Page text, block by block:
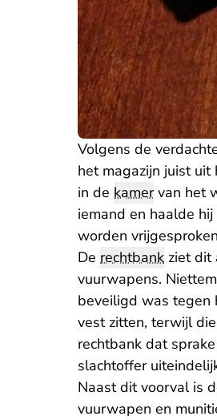
Volgens de
het magazijn juist
in de kamervan het
iemand en haalde
worden
De rechtbank ziet dit
vuurwapens.
beveiligd was tegen
vest zitten, terwijl
rechtbank dat
slachtoffer
Naast dit voorval is
vuurwapen en